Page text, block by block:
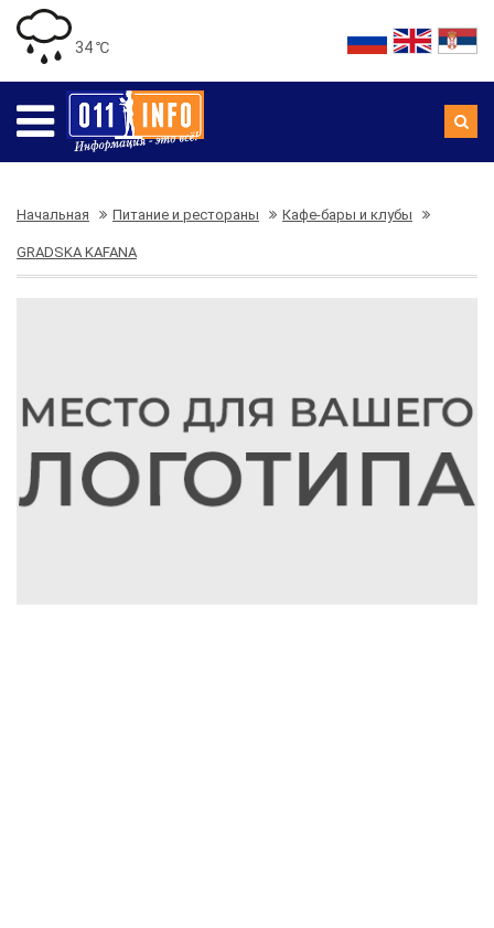
34 ℃
Начальная Питание и рестораны Кафе-бары и клубы
GRADSKA KAFANA